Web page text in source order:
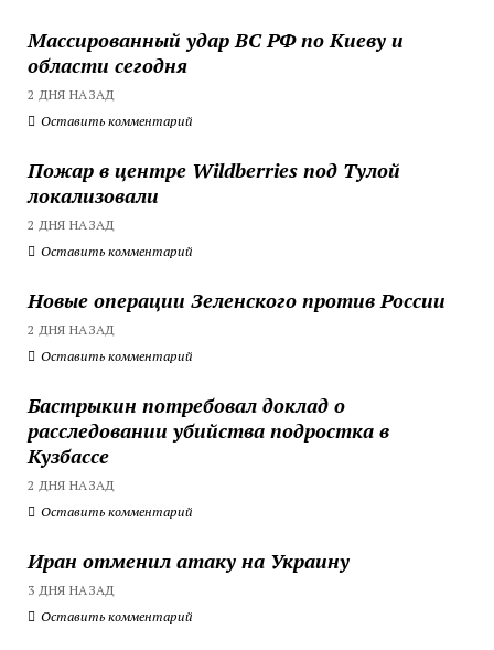
Массированный удар ВС РФ по Киеву и
области сегодня
2 ДНЯ НАЗАД
Оставить комментарий
Пожар в центре Wildberries под Тулой
локализовали
2 ДНЯ НАЗАД
Оставить комментарий
Новые операции Зеленского против России
2 ДНЯ НАЗАД
Оставить комментарий
Бастрыкин потребовал доклад о
расследовании убийства подростка в
Кузбассе
2 ДНЯ НАЗАД
Оставить комментарий
Иран отменил атаку на Украину
3 ДНЯ НАЗАД
Оставить комментарий